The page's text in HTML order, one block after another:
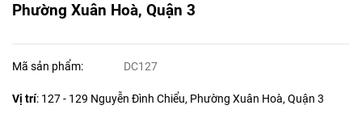
Phường Xuân Hoà, Quận 3
Mã sản phẩm: DC127
Vị trí: 127 - 129 Nguyễn Đình Chiểu, Phường Xuân Hoà, Quận 3